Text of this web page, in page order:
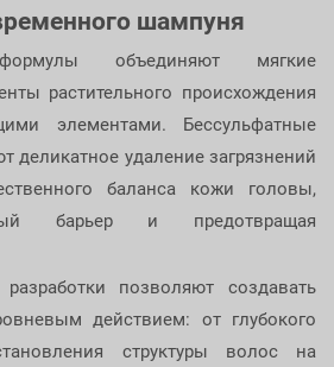
шампуня
объединяют мягкие
растительного происхождения
элементами. Бессульфатные
деликатное удаление загрязнений
баланса кожи головы,
барьер и предотвращая
разработки позволяют создавать
действием: от глубокого
структуры волос на